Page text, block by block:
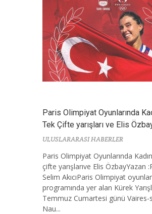
Paris Olimpiyat Oyunlarında
Tek Çifte yarışları ve Elis
ULUSLARARASI HABERLER
Paris Olimpiyat Oyunlarında
çifte yarışlarıve Elis ÖzbayYazan
Selim AkıcıParis Olimpiyat
programında yer alan Kürek
Temmuz Cumartesi günü Vaires-
Nau...